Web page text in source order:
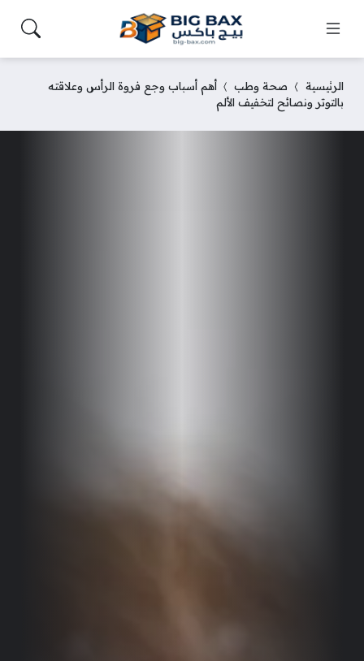
الرئيسية صحة وطب
أهم أسباب وجع فروة الرأس وعلاقته
بالتوتر ونصائح لتخفيف الألم